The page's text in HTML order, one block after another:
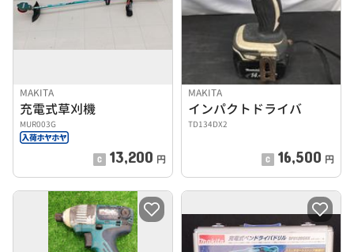
MAKITA
充電式草刈機
MUR003G
13,200 円
MAKITA
インパクトドライバ
TD134DX2
16,500 円